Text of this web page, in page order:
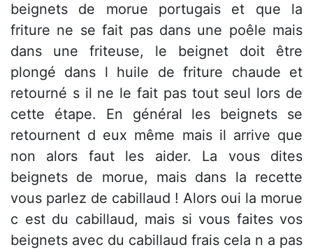
beignets de morue portugais et que la
friture ne se fait pas dans une poêle mais
dans une friteuse, le beignet doit être
plongé dans l huile de friture chaude et
retourné s il ne le fait pas tout seul lors de
cette étape. En général les beignets se
retournent d eux même mais il arrive que
non alors faut les aider. La vous dites
beignets de morue, mais dans la recette
vous parlez de cabillaud ! Alors oui la morue
c est du cabillaud, mais si vous faites vos
beignets avec du cabillaud frais cela n a pas